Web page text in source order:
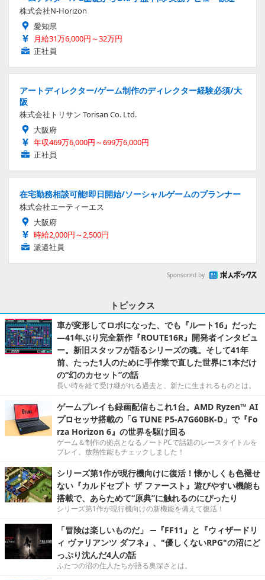
株式会社N-Horizon
愛知県
月給31万6,000円～32万円
正社員
アートディレクター/ゲーム制作のディレクター経験必須/大
阪
株式会社トリサン Torisan Co. Ltd.
大阪府
年収469万6,000円～699万6,000円
正社員
在宅勤務相談可能!即日開始/ソーシャルゲームのプランナー
株式会社エーティーエス
大阪府
時給2,000円～2,500円
派遣社員
Sponsored by
トピックス
車が変形してロボになった、でも『ルート16』だった
―41年ぶり完全新作『ROUTE16R』開発者インタビュ
ー。新旧スタッフが語るシリーズの魂。そして41年
前、たった1人のために手作業で直した世界に1本だけ
の“幻のカセット”の話
長い時を経て受け継がれる過去と、新たに生まれるものとは。
ゲームプレイも録画配信もこれ1台。AMD Ryzen™ AI
プロセッサ搭載の「G TUNE P5-A7G60BK-D」で『Fo
rza Horizon 6』の世界を駆け回る
ゲーム＆制作の拠点となるノートPCで話題のレースタイトルを
プレイ。放熱性能もチェックしました！
シリーズ第1作が現行機向けに復活！懐かしくも色褪せ
ない『カルドセプト ザ ファースト』遊びやすい機能も
搭載で、あらためて“原典”に触れるのにぴったり
シリーズ第1作が現行機向けの新機能を備えて復活！
「冒険は楽しいものだ」 ─『FF11』と『ウィザードリ
ィ ヴァリアンツ ダフネ』、"優しくないRPG"の沼にど
っぷり沈んだ4人の話
ふたつの沼の住人たちが語る奥深さとは。